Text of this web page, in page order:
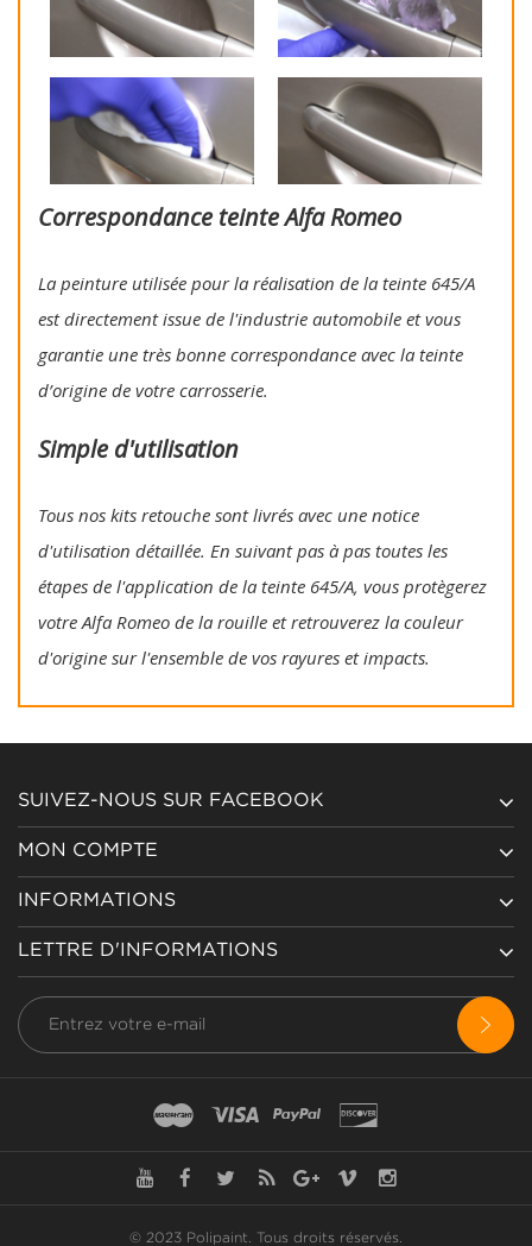
Correspondance teinte Alfa Romeo
La peinture utilisée pour la réalisation de la teinte 645/A
est directement issue de l'industrie automobile et vous
garantie une très bonne correspondance avec la teinte
d’origine de votre carrosserie.
Simple d'utilisation
Tous nos kits retouche sont livrés avec une notice
d'utilisation détaillée. En suivant pas à pas toutes les
étapes de l'application de la teinte 645/A, vous protègerez
votre Alfa Romeo de la rouille et retrouverez la couleur
d'origine sur l'ensemble de vos rayures et impacts.
SUIVEZ-NOUS SUR FACEBOOK
MON COMPTE
INFORMATIONS
LETTRE D'INFORMATIONS
© 2023 Polipaint. Tous droits réservés.